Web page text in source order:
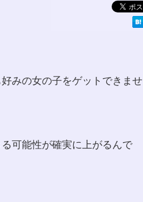
みの女の子をゲットできませ
可能性が確実に上がるんで